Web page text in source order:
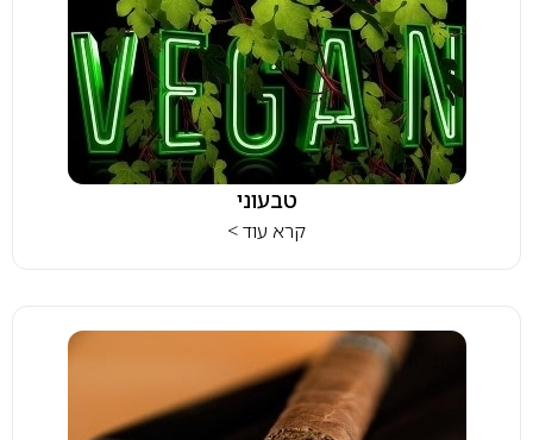
טבעוני
קרא עוד >